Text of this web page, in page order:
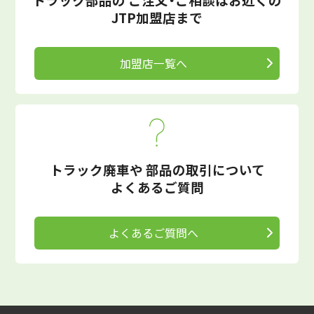
JTP加盟店まで
加盟店一覧へ
トラック廃車や部品の取引について
よくあるご質問
よくあるご質問へ